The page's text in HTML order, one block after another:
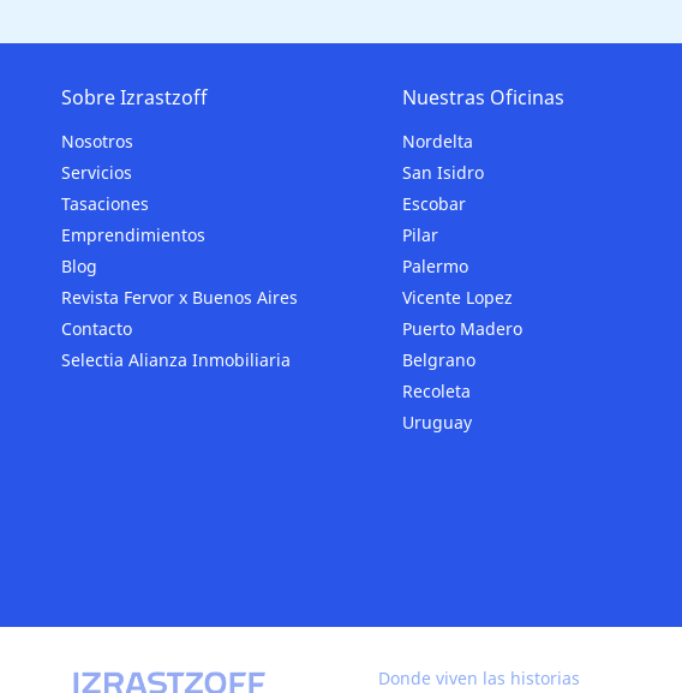
Sobre Izrastzoff
Nosotros
Servicios
Tasaciones
Emprendimientos
Blog
Revista Fervor x Buenos Aires
Contacto
Selectia Alianza Inmobiliaria
Nuestras Oficinas
Nordelta
San Isidro
Escobar
Pilar
Palermo
Vicente Lopez
Puerto Madero
Belgrano
Recoleta
Uruguay
Donde viven las historias